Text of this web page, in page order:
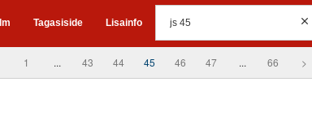
Tagasiside Lisainfo
1 ... 43 44 45 46 47 ... 66 >